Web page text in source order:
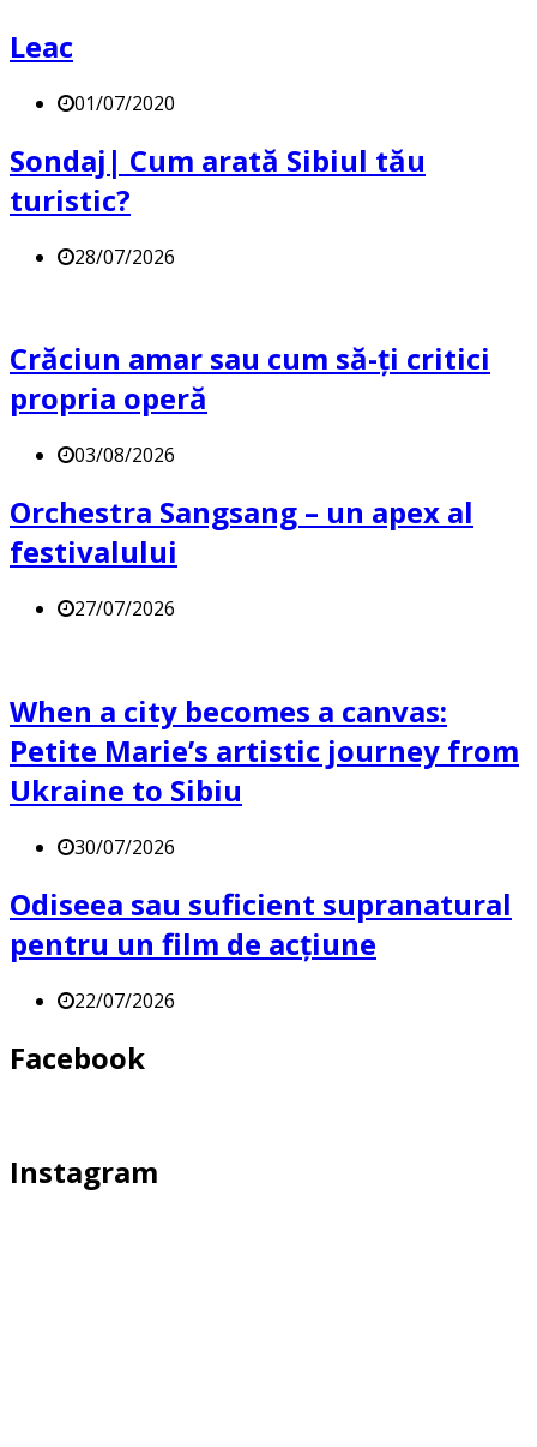
Leac
01/07/2020
Sondaj| Cum arată Sibiul tău
turistic?
28/07/2026
Crăciun amar sau cum să-ți critici
propria operă
03/08/2026
Orchestra Sangsang – un apex al
festivalului
27/07/2026
When a city becomes a canvas:
Petite Marie’s artistic journey from
Ukraine to Sibiu
30/07/2026
Odiseea sau suficient supranatural
pentru un film de acțiune
22/07/2026
Facebook
Instagram